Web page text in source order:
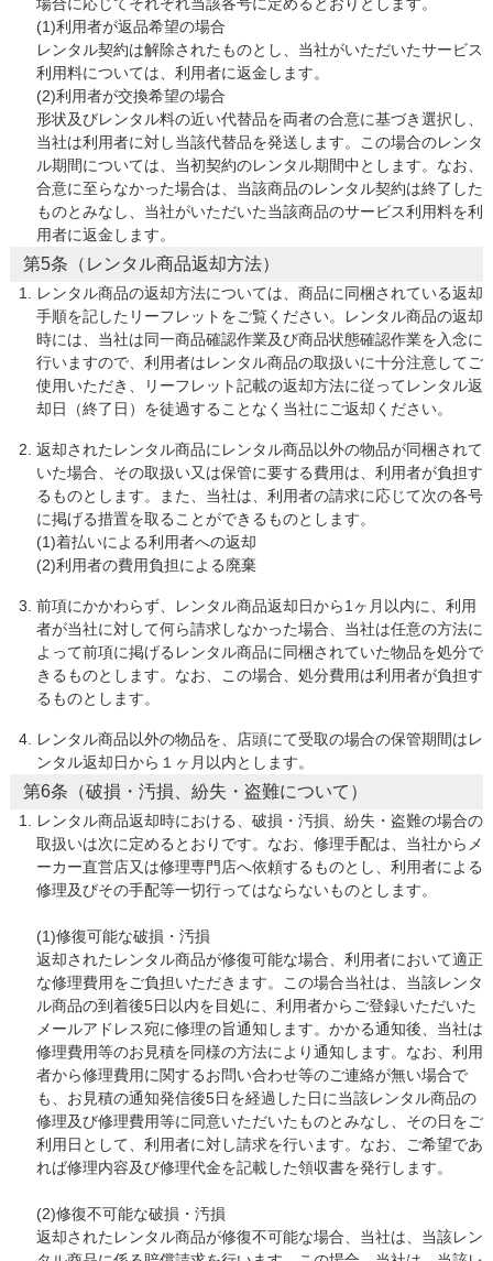
(1)利用者が返品希望の場合
レンタル契約は解除されたものとし、当社がいただいたサービス
利用料については、利用者に返金します。
(2)利用者が交換希望の場合
形状及びレンタル料の近い代替品を両者の合意に基づき選択し、
当社は利用者に対し当該代替品を発送します。この場合のレンタ
ル期間については、当初契約のレンタル期間中とします。なお、
合意に至らなかった場合は、当該商品のレンタル契約は終了した
ものとみなし、当社がいただいた当該商品のサービス利用料を利
用者に返金します。
第5条（レンタル商品返却方法）
レンタル商品の返却方法については、商品に同梱されている返却
手順を記したリーフレットをご覧ください。レンタル商品の返却
時には、当社は同一商品確認作業及び商品状態確認作業を入念に
行いますので、利用者はレンタル商品の取扱いに十分注意してご
使用いただき、リーフレット記載の返却方法に従ってレンタル返
却日（終了日）を徒過することなく当社にご返却ください。
返却されたレンタル商品にレンタル商品以外の物品が同梱されて
いた場合、その取扱い又は保管に要する費用は、利用者が負担す
るものとします。また、当社は、利用者の請求に応じて次の各号
に掲げる措置を取ることができるものとします。
(1)着払いによる利用者への返却
(2)利用者の費用負担による廃棄
前項にかかわらず、レンタル商品返却日から1ヶ月以内に、利用
者が当社に対して何ら請求しなかった場合、当社は任意の方法に
よって前項に掲げるレンタル商品に同梱されていた物品を処分で
きるものとします。なお、この場合、処分費用は利用者が負担す
るものとします。
レンタル商品以外の物品を、店頭にて受取の場合の保管期間はレ
ンタル返却日から１ヶ月以内とします。
第6条（破損・汚損、紛失・盗難について）
レンタル商品返却時における、破損・汚損、紛失・盗難の場合の
取扱いは次に定めるとおりです。なお、修理手配は、当社からメ
ーカー直営店又は修理専門店へ依頼するものとし、利用者による
修理及びその手配等一切行ってはならないものとします。
(1)修復可能な破損・汚損
返却されたレンタル商品が修復可能な場合、利用者において適正
な修理費用をご負担いただきます。この場合当社は、当該レンタ
ル商品の到着後5日以内を目処に、利用者からご登録いただいた
メールアドレス宛に修理の旨通知します。かかる通知後、当社は
修理費用等のお見積を同様の方法により通知します。なお、利用
者から修理費用に関するお問い合わせ等のご連絡が無い場合で
も、お見積の通知発信後5日を経過した日に当該レンタル商品の
修理及び修理費用等に同意いただいたものとみなし、その日をご
利用日として、利用者に対し請求を行います。なお、ご希望であ
れば修理内容及び修理代金を記載した領収書を発行します。
(2)修復不可能な破損・汚損
返却されたレンタル商品が修復不可能な場合、当社は、当該レン